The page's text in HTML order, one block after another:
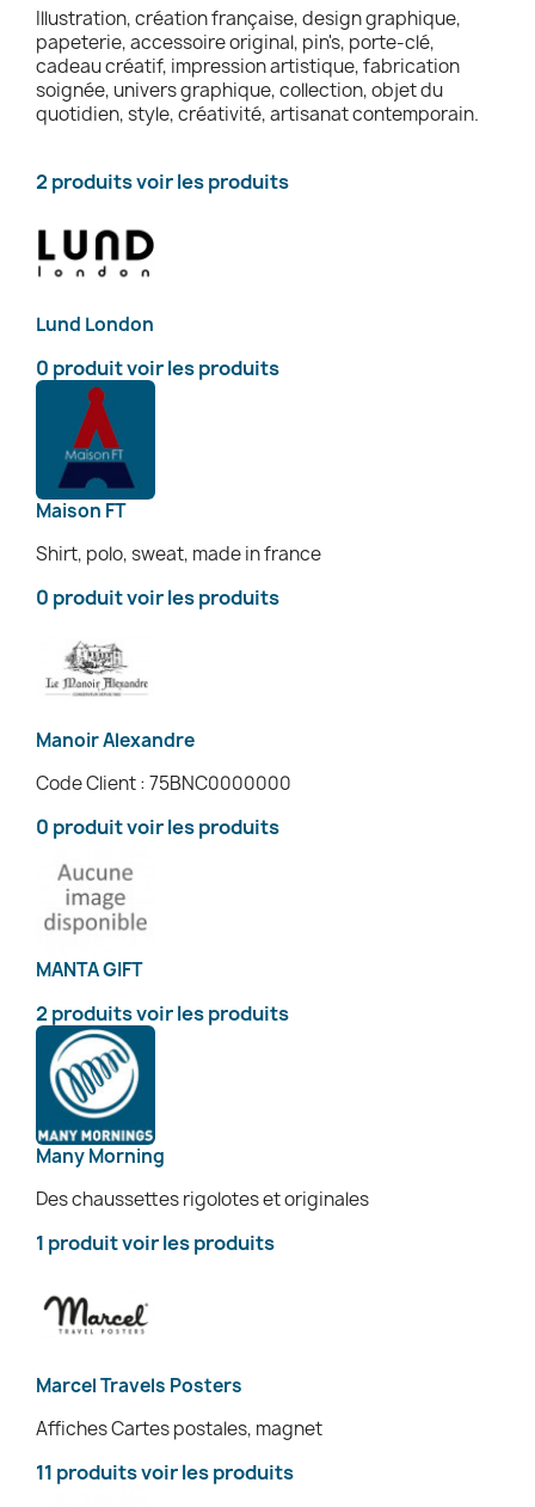
Illustration, création française, design graphique,
papeterie, accessoire original, pin's, porte-clé,
cadeau créatif, impression artistique, fabrication
soignée, univers graphique, collection, objet du
quotidien, style, créativité, artisanat contemporain.
2 produitsvoir les produits
Lund London
0 produitvoir les produits
Maison FT
Shirt, polo, sweat, made in france
0 produitvoir les produits
Manoir Alexandre
Code Client : 75BNC0000000
0 produitvoir les produits
MANTA GIFT
2 produitsvoir les produits
Many Morning
Des chaussettes rigolotes et originales
1 produitvoir les produits
Marcel Travels Posters
Affiches Cartes postales, magnet
11 produitsvoir les produits